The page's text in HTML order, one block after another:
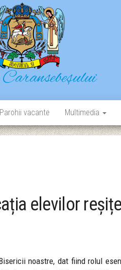
Parohii vacante Multimedia
elevilor
noastre, dat fiind rolul